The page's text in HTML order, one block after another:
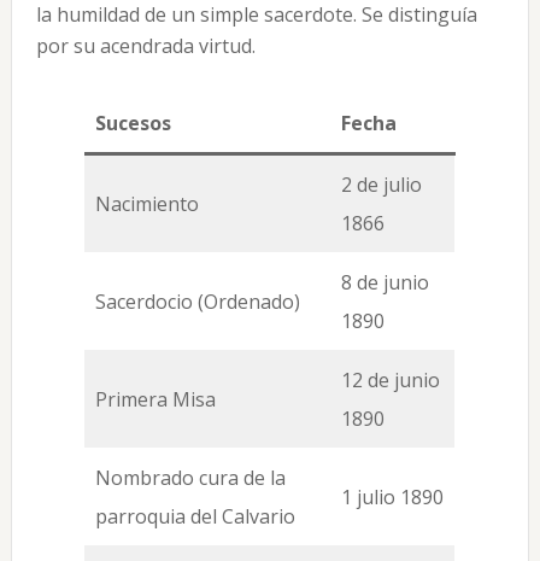
la humildad de un simple sacerdote. Se distinguía
por su acendrada virtud.
Sucesos Fecha
Nacimiento
2 de julio
1866
Sacerdocio (Ordenado)
8 de junio
1890
Primera Misa
12 de junio
1890
Nombrado cura de la
parroquia del Calvario
1 julio 1890